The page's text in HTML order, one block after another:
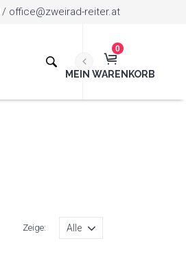
/ office@zweirad-reiter.at
0
MEIN WARENKORB
Zeige: